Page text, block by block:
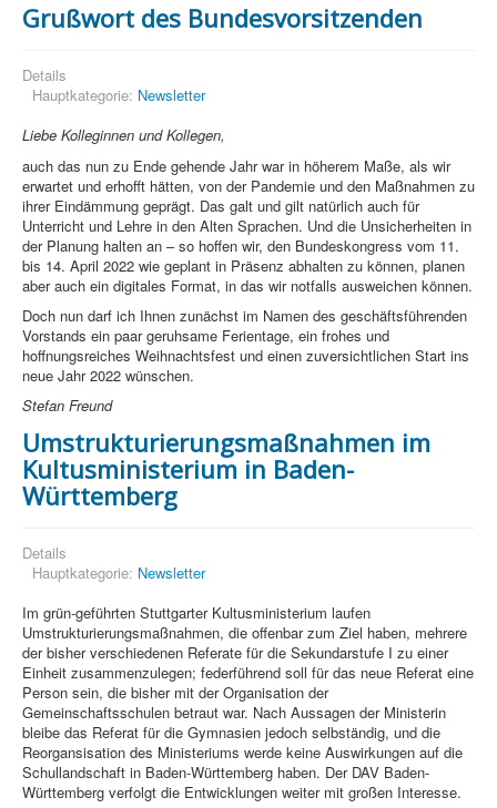
Grußwort des Bundesvorsitzenden
Details
Hauptkategorie: Newsletter
Liebe Kolleginnen und Kollegen,
auch das nun zu Ende gehende Jahr war in höherem Maße, als wir
erwartet und erhofft hätten, von der Pandemie und den Maßnahmen zu
ihrer Eindämmung geprägt. Das galt und gilt natürlich auch für
Unterricht und Lehre in den Alten Sprachen. Und die Unsicherheiten in
der Planung halten an – so hoffen wir, den Bundeskongress vom 11.
bis 14. April 2022 wie geplant in Präsenz abhalten zu können, planen
aber auch ein digitales Format, in das wir notfalls ausweichen können.
Doch nun darf ich Ihnen zunächst im Namen des geschäftsführenden
Vorstands ein paar geruhsame Ferientage, ein frohes und
hoffnungsreiches Weihnachtsfest und einen zuversichtlichen Start ins
neue Jahr 2022 wünschen.
Stefan Freund
Umstrukturierungsmaßnahmen im
Kultusministerium in Baden-
Württemberg
Details
Hauptkategorie: Newsletter
Im grün-geführten Stuttgarter Kultusministerium laufen
Umstrukturierungsmaßnahmen, die offenbar zum Ziel haben, mehrere
der bisher verschiedenen Referate für die Sekundarstufe I zu einer
Einheit zusammenzulegen; federführend soll für das neue Referat eine
Person sein, die bisher mit der Organisation der
Gemeinschaftsschulen betraut war. Nach Aussagen der Ministerin
bleibe das Referat für die Gymnasien jedoch selbständig, und die
Reorgansisation des Ministeriums werde keine Auswirkungen auf die
Schullandschaft in Baden-Württemberg haben. Der DAV Baden-
Württemberg verfolgt die Entwicklungen weiter mit großen Interesse.